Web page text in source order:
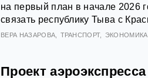
на первый план в начале 2026
связать республику Тыва с
ВЕРА НАЗАРОВА ТРАНСПОРТ ЭКОНОМИКА
Проект